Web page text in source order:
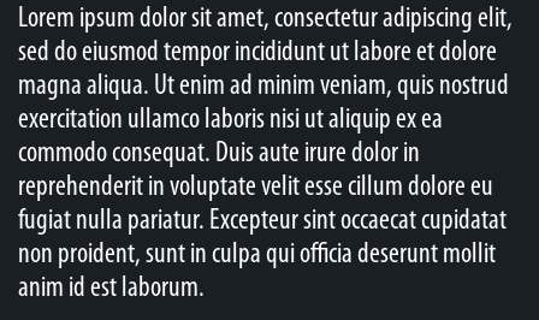
Lorem ipsum dolor sit amet, consectetur adipiscing elit,
sed do eiusmod tempor incididunt ut labore et dolore
magna aliqua. Ut enim ad minim veniam, quis nostrud
exercitation ullamco laboris nisi ut aliquip ex ea
commodo consequat. Duis aute irure dolor in
reprehenderit in voluptate velit esse cillum dolore eu
fugiat nulla pariatur. Excepteur sint occaecat cupidatat
non proident, sunt in culpa qui officia deserunt mollit
anim id est laborum.